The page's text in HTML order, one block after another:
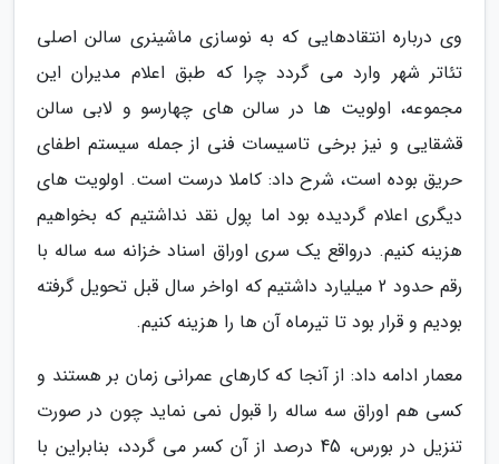
وی درباره انتقادهایی که به نوسازی ماشینری سالن اصلی
تئاتر شهر وارد می گردد چرا که طبق اعلام مدیران این
مجموعه، اولویت ها در سالن های چهارسو و لابی سالن
قشقایی و نیز برخی تاسیسات فنی از جمله سیستم اطفای
حریق بوده است، شرح داد: کاملا درست است. اولویت های
دیگری اعلام گردیده بود اما پول نقد نداشتیم که بخواهیم
هزینه کنیم. درواقع یک سری اوراق اسناد خزانه سه ساله با
رقم حدود 2 میلیارد داشتیم که اواخر سال قبل تحویل گرفته
بودیم و قرار بود تا تیرماه آن ها را هزینه کنیم.
معمار ادامه داد: از آنجا که کارهای عمرانی زمان بر هستند و
کسی هم اوراق سه ساله را قبول نمی نماید چون در صورت
تنزیل در بورس، 45 درصد از آن کسر می گردد، بنابراین با